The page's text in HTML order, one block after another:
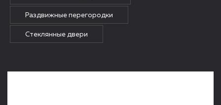
Раздвижные перегородки
Стеклянные двери